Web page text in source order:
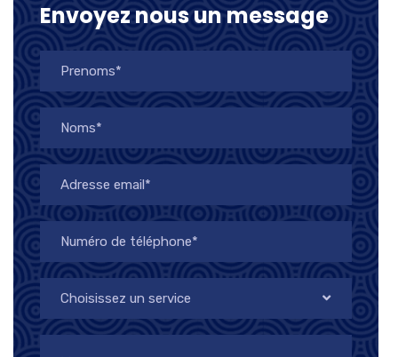
Envoyez nous un message
Choisissez un service